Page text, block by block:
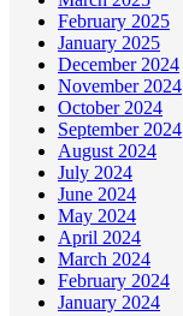
February 2025
January 2025
December 2024
November 2024
October 2024
September 2024
August 2024
July 2024
June 2024
May 2024
April 2024
March 2024
February 2024
January 2024